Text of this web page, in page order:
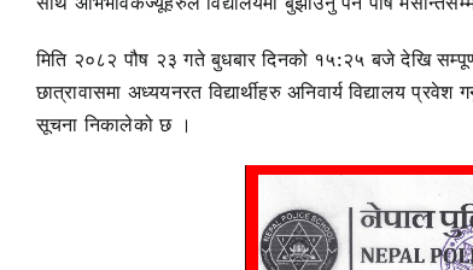
मिति २०८२ पौष २३ गते बुधबार दिनको १५:२५ बजे देखि
छात्रावासमा अध्ययनरत विद्यार्थीहरु अनिवार्य विद्यालय
सूचना निकालेको छ ।